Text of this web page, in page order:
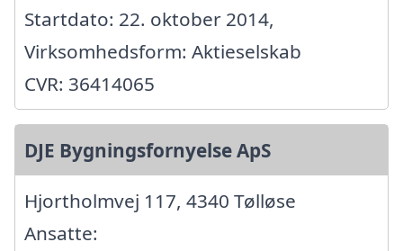
Startdato: 22. oktober 2014,
Virksomhedsform: Aktieselskab
CVR: 36414065
DJE Bygningsfornyelse ApS
Hjortholmvej 117, 4340 Tølløse
Ansatte: